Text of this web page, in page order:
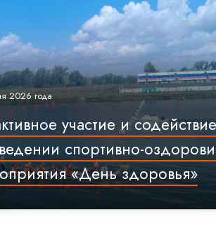
2026 года
участие и
спортивно-
«День здоровья»